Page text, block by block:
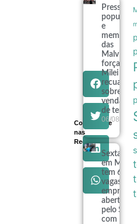
Compartilhe
nas
Redes
Pressão
popular
e
memória
das
Malvinas
forçam
Milei a
recuar
sobre
venda
de terras
06/08
Sexta-
em
tem 639
vagas de
emprego
abertas
pelo Sine
com